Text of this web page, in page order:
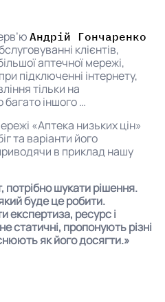
Андрій Гончаренко
клієнтів,
аптечної мережі,
підключенні інтернету,
тільки на
багато іншого …
«Аптека низьких цін»
та варіанти його
в приклад нашу
потрібно шукати рішення.
буде це робити.
експертиза, ресурс і
статичні, пропонують різні
як його досягти.»